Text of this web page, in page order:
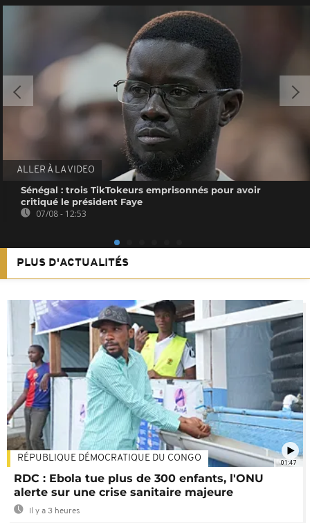
ALLER À LA VIDEO
Sénégal : trois TikTokeurs emprisonnés pour avoir
critiqué le président Faye
07/08 - 12:53
PLUS D'ACTUALITÉS
01:47
RÉPUBLIQUE DÉMOCRATIQUE DU CONGO
RDC : Ebola tue plus de 300 enfants, l'ONU
alerte sur une crise sanitaire majeure
Il y a 3 heures